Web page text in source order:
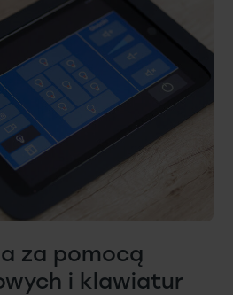
za pomocą
i klawiatur